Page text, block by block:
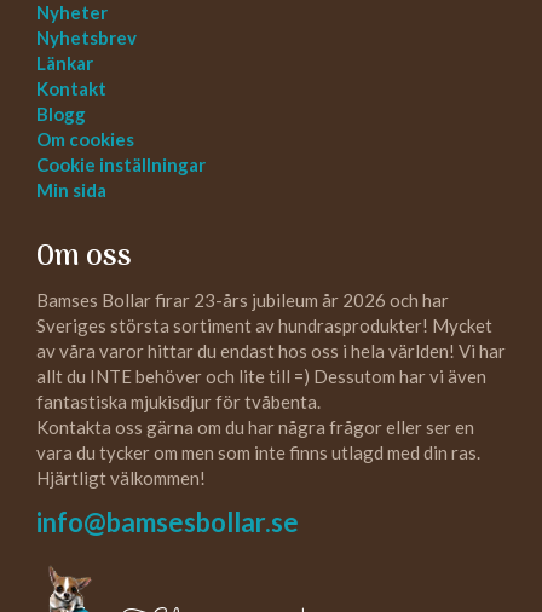
Nyheter
Nyhetsbrev
Länkar
Kontakt
Blogg
Om cookies
Cookie inställningar
Min sida
Om oss
Bamses Bollar firar 23-års jubileum år 2026 och har
Sveriges största sortiment av hundrasprodukter! Mycket
av våra varor hittar du endast hos oss i hela världen! Vi har
allt du INTE behöver och lite till =) Dessutom har vi även
fantastiska mjukisdjur för tvåbenta.
Kontakta oss gärna om du har några frågor eller ser en
vara du tycker om men som inte finns utlagd med din ras.
Hjärtligt välkommen!
info@bamsesbollar.se